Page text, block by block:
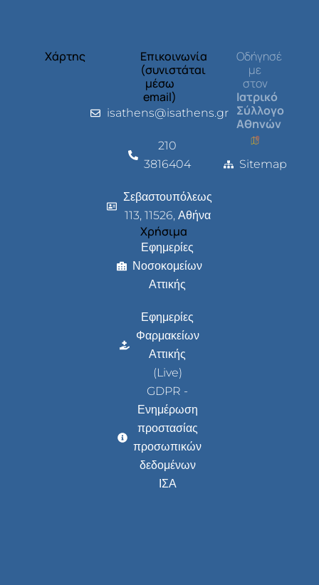
Χάρτης
Επικοινωνία
(συνιστάται
μέσω
email)
isathens@isathens.gr
210
3816404
Σεβαστουπόλεως
113, 11526, Αθήνα
Χρήσιμα
Εφημερίες
Νοσοκομείων
Αττικής
Εφημερίες
Φαρμακείων
Αττικής
(Live)
GDPR -
Ενημέρωση
προστασίας
προσωπικών
δεδομένων
ΙΣΑ
Οδήγησέ
με
στον
Ιατρικό
Σύλλογο
Αθηνών
Sitemap